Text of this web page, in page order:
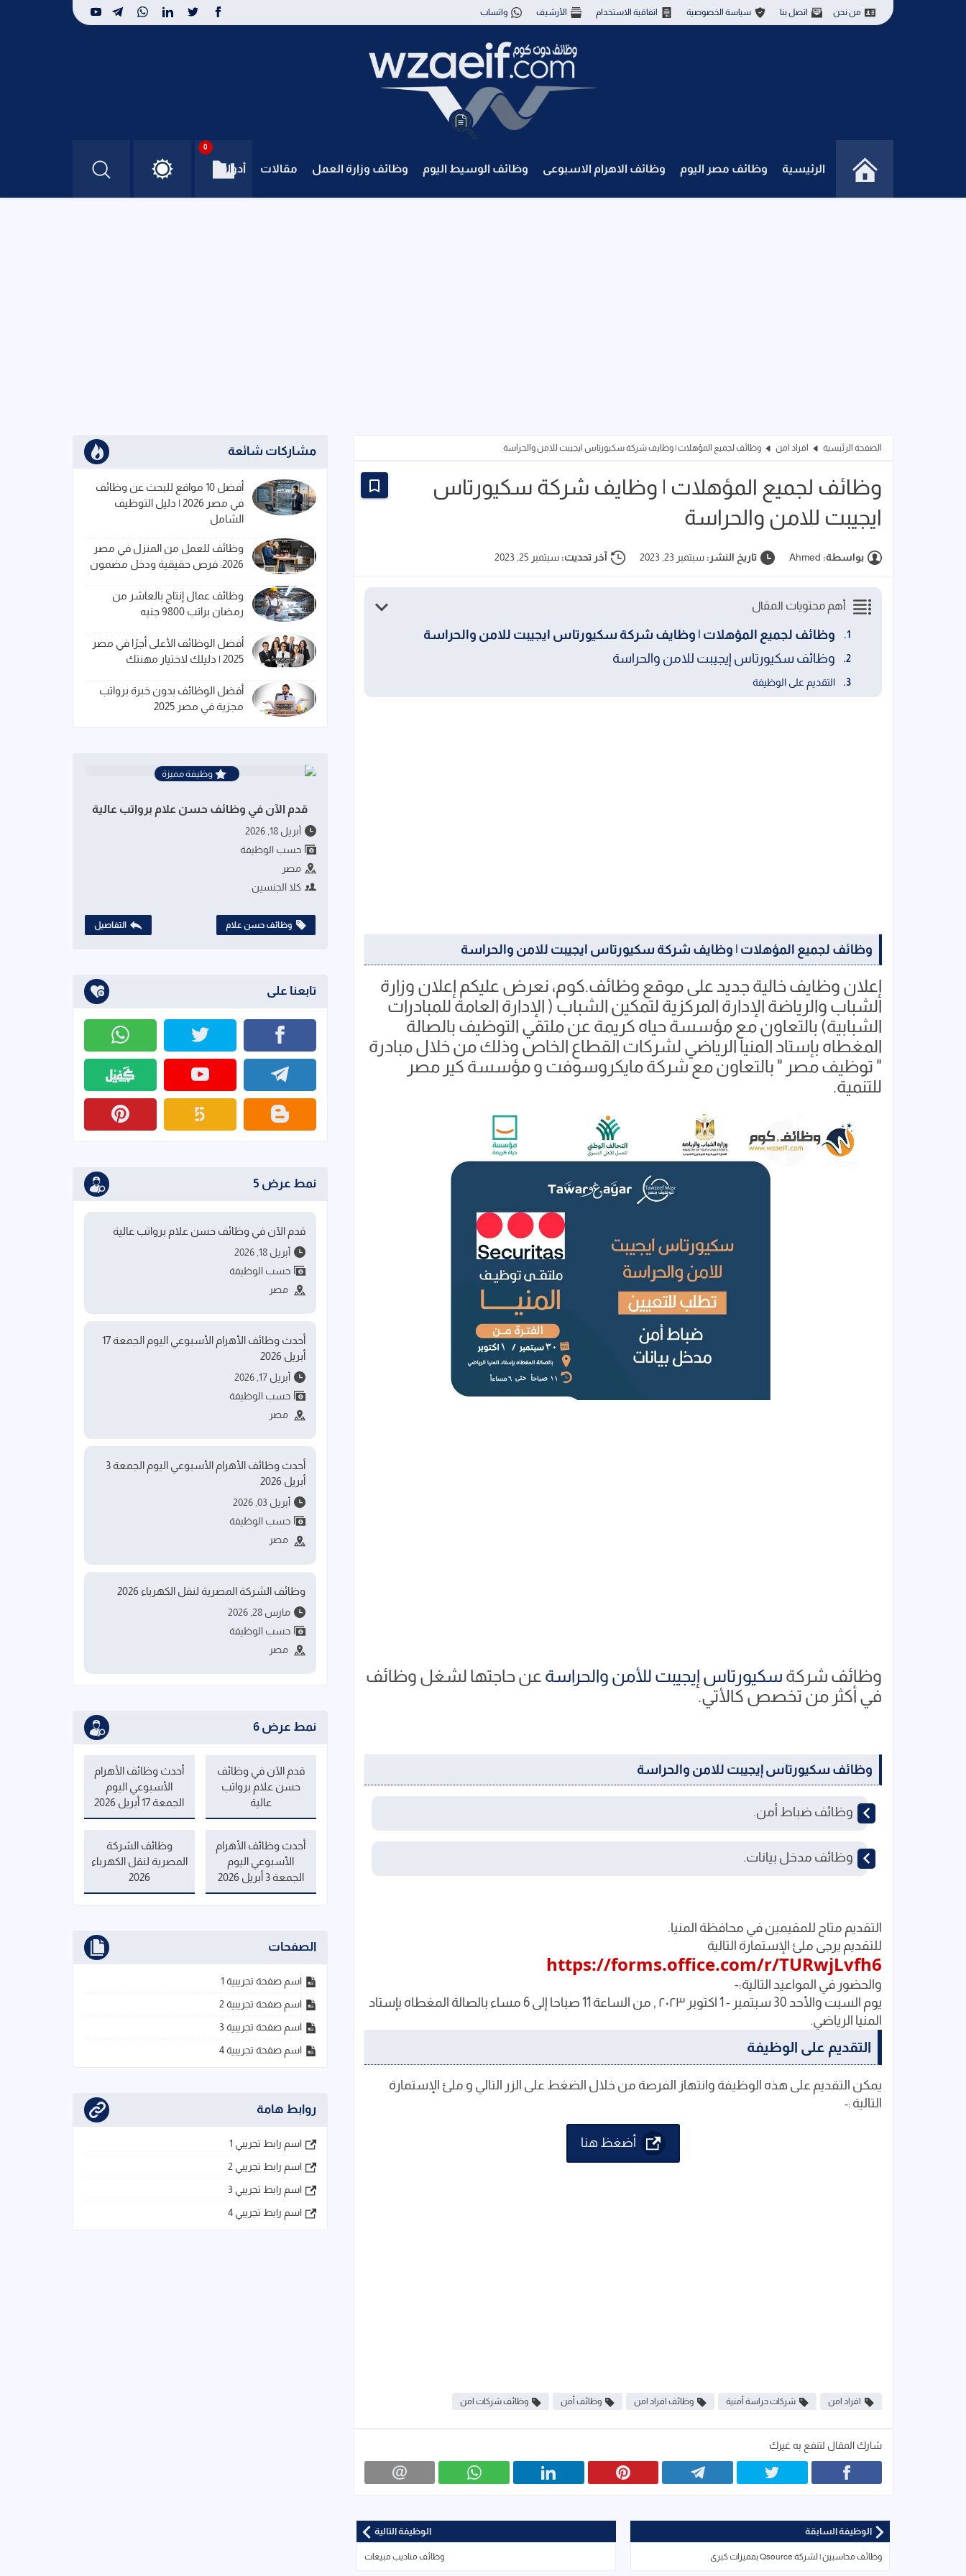
من نحن اتصل بنا سياسة الخصوصية اتفاقية الاستخدام الأرشيف واتساب
الرئيسية وظائف مصر اليوم وظائف الاهرام الاسبوعى وظائف الوسيط اليوم وظائف وزارة العمل مقالات أدوات
0
الصفحة الرئيسية افراد امن وظائف لجميع المؤهلات | وظايف شركة سكيورتاس ايجيبت للامن والحراسة
وظائف لجميع المؤهلات | وظايف شركة سكيورتاس
ايجيبت للامن والحراسة
بواسطة: Ahmed تاريخ النشر: سبتمبر 23, 2023 آخر تحديث: سبتمبر 25, 2023
أهم محتويات المقال
وظائف لجميع المؤهلات | وظايف شركة سكيورتاس ايجيبت للامن والحراسة
وظائف سكيورتاس إيجيبت للامن والحراسة
التقديم على الوظيفة
وظائف لجميع المؤهلات | وظايف شركة سكيورتاس ايجيبت للامن والحراسة
إعلان وظايف خالية جديد على موقع وظائف.كوم، نعرض عليكم إعلان وزارة
الشباب والرياضة الإدارة المركزية لتمكين الشباب ( الإدارة العامة للمبادرات
الشبابية) بالتعاون مع مؤسسة حياه كريمة عن ملتقي التوظيف بالصالة
المغطاه بإستاد المنيا الرياضي لشركات القطاع الخاص وذلك من خلال مبادرة
" توظيف مصر " بالتعاون مع شركة مايكروسوفت و مؤسسة كير مصر
للتنمية.
وظائف شركة سكيورتاس إيجيبت للأمن والحراسة عن حاجتها لشغل وظائف
في أكثر من تخصص كالأتي.
وظائف سكيورتاس إيجيبت للامن والحراسة
وظائف ضباط أمن.
وظائف مدخل بيانات.
التقديم متاح للمقيمين في محافظة المنيا.
للتقديم يرجى ملئ الإستمارة التالية
https://forms.office.com/r/TURwjLvfh6
والحضور في المواعيد التالية:-
يوم السبت والأحد 30 سبتمبر - 1 اكتوبر ٢٠٢٣ , من الساعة 11 صباحا إلى 6 مساء بالصالة المغطاه بإستاد
المنيا الرياضي.
التقديم على الوظيفة
يمكن التقديم على هذه الوظيفة وانتهاز الفرصة من خلال الضغط على الزر التالي و ملئ الإستمارة
التالية :-
أضغظ هنا
افراد امن شركات حراسة أمنية وظائف افراد امن وظائف أمن وظائف شركات امن
شارك المقال لتنفع به غيرك
الوظيفة التالية
وظائف مناديب مبيعات
الوظيفة السابقة
وظائف محاسبين | لشركة Qsource بمميزات كبرى
مشاركات شائعة
أفضل 10 مواقع للبحث عن وظائف
في مصر 2026 | دليل التوظيف
الشامل
وظائف للعمل من المنزل في مصر
2026: فرص حقيقية ودخل مضمون
وظائف عمال إنتاج بالعاشر من
رمضان براتب 9800 جنيه
أفضل الوظائف الأعلى أجرًا في مصر
2025 | دليلك لاختيار مهنتك
أفضل الوظائف بدون خبرة برواتب
مجزية في مصر 2025
وظيفة مميزة
قدم الآن في وظائف حسن علام برواتب عالية
أبريل 18, 2026
حسب الوظيفة
مصر
كلا الجنسين
وظائف حسن علام التفاصيل
تابعنا على
نمط عرض 5
قدم الآن في وظائف حسن علام برواتب عالية
أبريل 18, 2026
حسب الوظيفة
مصر
أحدث وظائف الأهرام الأسبوعي اليوم الجمعة 17
أبريل 2026
أبريل 17, 2026
حسب الوظيفة
مصر
أحدث وظائف الأهرام الأسبوعي اليوم الجمعة 3
أبريل 2026
أبريل 03, 2026
حسب الوظيفة
مصر
وظائف الشركة المصرية لنقل الكهرباء 2026
مارس 28, 2026
حسب الوظيفة
مصر
نمط عرض 6
قدم الآن في وظائف
حسن علام برواتب
عالية
أحدث وظائف الأهرام
الأسبوعي اليوم
الجمعة 17 أبريل 2026
أحدث وظائف الأهرام
الأسبوعي اليوم
الجمعة 3 أبريل 2026
وظائف الشركة
المصرية لنقل الكهرباء
2026
الصفحات
اسم صفحة تجريبية 1
اسم صفحة تجريبية 2
اسم صفحة تجريبية 3
اسم صفحة تجريبية 4
روابط هامة
اسم رابط تجريبي 1
اسم رابط تجريبي 2
اسم رابط تجريبي 3
اسم رابط تجريبي 4